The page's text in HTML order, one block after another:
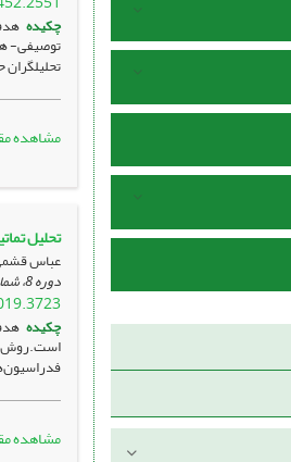
چکیده
توصیفی-
مشاهده
تحلیل
عباس
دوره 8، شماره 2 ، مرداد 1398، ، صفحه
چکیده
مشاهده